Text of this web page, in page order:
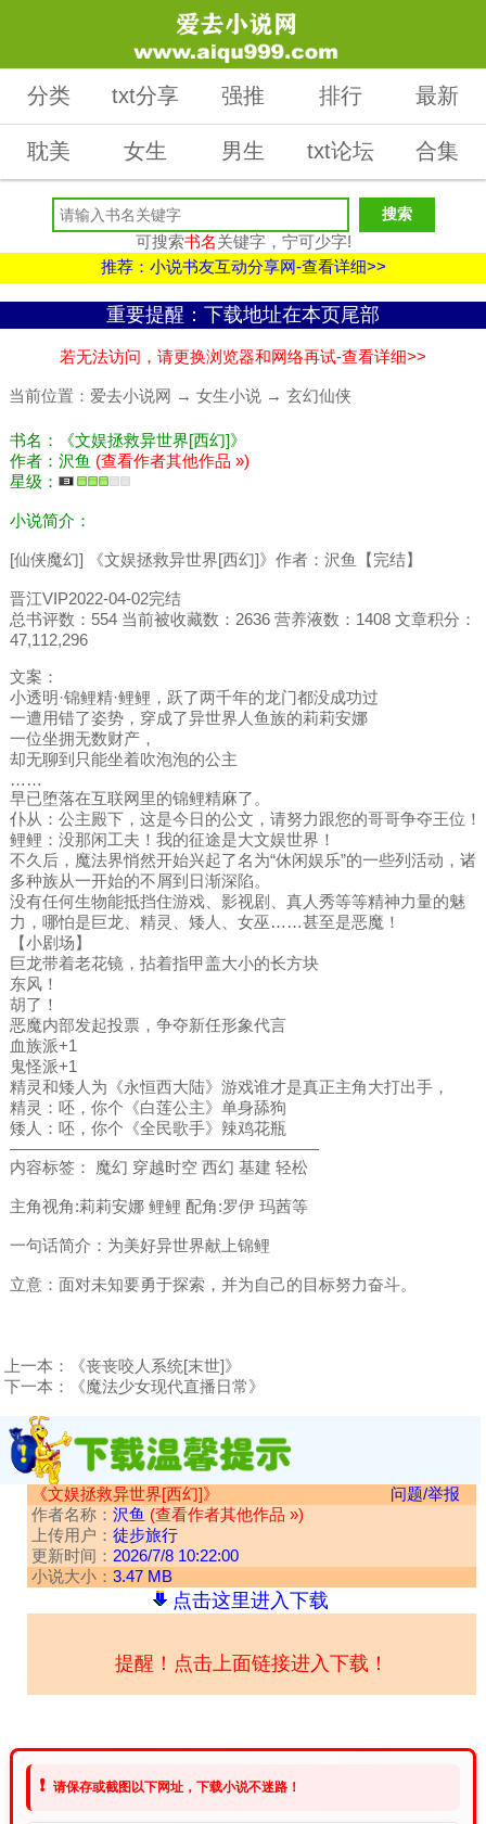
分类 txt分享 强推 排行 最新
耽美 女生 男生 txt论坛 合集
可搜索书名关键字，宁可少字!
推荐：小说书友互动分享网-查看详细>>
重要提醒：下载地址在本页尾部
若无法访问，请更换浏览器和网络再试-查看详细>>
当前位置： 爱去小说网 → 女生小说 → 玄幻仙侠
书名：《文娱拯救异世界[西幻]》
作者：沢鱼 (查看作者其他作品 »)
星级：
小说简介：
[仙侠魔幻] 《文娱拯救异世界[西幻]》作者：沢鱼【完结】
晋江VIP2022-04-02完结
总书评数：554 当前被收藏数：2636 营养液数：1408 文章积分：
47,112,296
文案：
小透明·锦鲤精·鲤鲤，跃了两千年的龙门都没成功过
一遭用错了姿势，穿成了异世界人鱼族的莉莉安娜
一位坐拥无数财产，
却无聊到只能坐着吹泡泡的公主
……
早已堕落在互联网里的锦鲤精麻了。
仆从：公主殿下，这是今日的公文，请努力跟您的哥哥争夺王位！
鲤鲤：没那闲工夫！我的征途是大文娱世界！
不久后，魔法界悄然开始兴起了名为“休闲娱乐”的一些列活动，诸
多种族从一开始的不屑到日渐深陷。
没有任何生物能抵挡住游戏、影视剧、真人秀等等精神力量的魅
力，哪怕是巨龙、精灵、矮人、女巫……甚至是恶魔！
【小剧场】
巨龙带着老花镜，拈着指甲盖大小的长方块
东风！
胡了！
恶魔内部发起投票，争夺新任形象代言
血族派+1
鬼怪派+1
精灵和矮人为《永恒西大陆》游戏谁才是真正主角大打出手，
精灵：呸，你个《白莲公主》单身舔狗
矮人：呸，你个《全民歌手》辣鸡花瓶
———————————————————
内容标签： 魔幻 穿越时空 西幻 基建 轻松
主角视角:莉莉安娜 鲤鲤 配角:罗伊 玛茜等
一句话简介：为美好异世界献上锦鲤
立意：面对未知要勇于探索，并为自己的目标努力奋斗。
上一本：
《丧丧咬人系统[末世]》
下一本：
《魔法少女现代直播日常》
《文娱拯救异世界[西幻]》
问题/举报
作者名称： 沢鱼 (查看作者其他作品 »)
上传用户： 徒步旅行
更新时间： 2026/7/8 10:22:00
小说大小： 3.47 MB
点击这里进入下载
提醒！点击上面链接进入下载！
❗ 请保存或截图以下网址，下载小说不迷路！